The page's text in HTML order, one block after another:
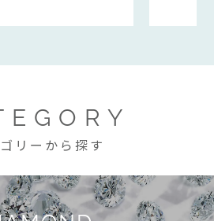
リーから探す